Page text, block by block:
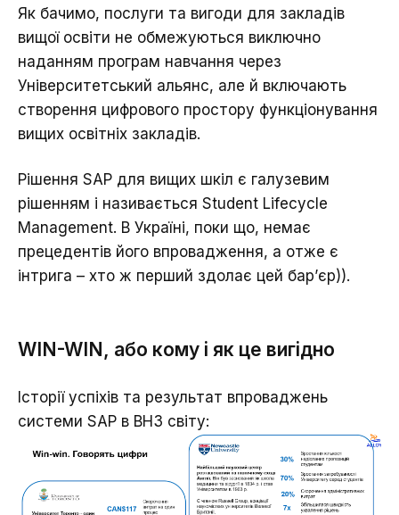
Як бачимо, послуги та вигоди для закладів
вищої освіти не обмежуються виключно
наданням програм навчання через
Університетський альянс, але й включають
створення цифрового простору функціонування
вищих освітніх закладів.
Рішення SAP для вищих шкіл є галузевим
рішенням і називається Student Lifecycle
Management. В Україні, поки що, немає
прецедентів його впровадження, а отже є
інтрига – хто ж перший здолає цей бар’єр)).
WIN-WIN, або кому і як це вигідно
Історії успіхів та результат впроваджень
системи SAP в ВНЗ світу: